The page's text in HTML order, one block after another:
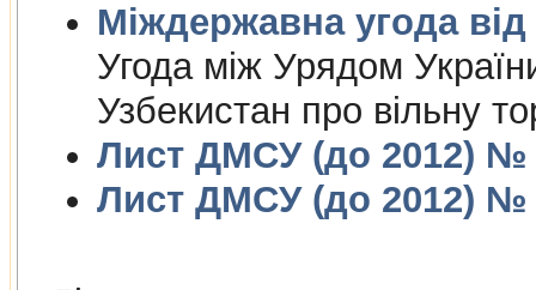
Угода між Урядом
Узбекистан про вільну
Лист ДМСУ (до 2012) №
Лист ДМСУ (до 2012) №